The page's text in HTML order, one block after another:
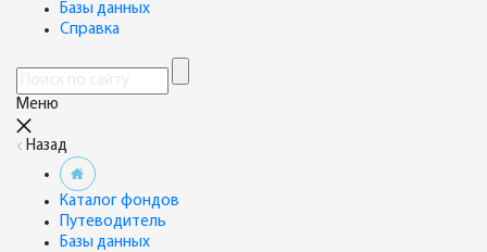
Базы данных
Справка
Меню
Назад
Каталог фондов
Путеводитель
Базы данных